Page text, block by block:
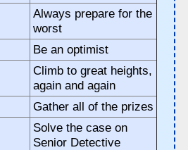
Always prepare for the
worst
Be an optimist
Climb to great heights,
again and again
Gather all of the prizes
Solve the case on
Senior Detective